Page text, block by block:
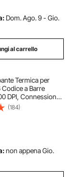
Dom. Ago. 9 - Gio.
al carrello
Termica per
Codice a Barre
DPI, Connessione
Etichettatrice
s Compatibile a
MAC
(184)
non appena Gio.